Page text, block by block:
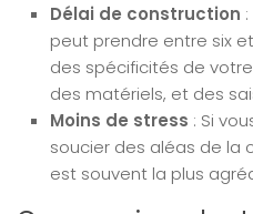
Délai de construction
peut prendre entre six
des spécificités de
des matériels, et des
Moins de stress : Si
soucier des aléas de la
est souvent la plus